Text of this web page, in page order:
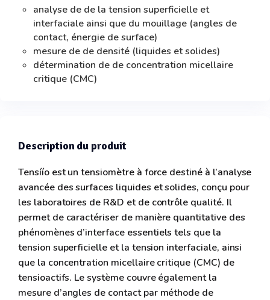
analyse de de la tension superficielle et
interfaciale ainsi que du mouillage (angles de
contact, énergie de surface)
mesure de de densité (liquides et solides)
détermination de de concentration micellaire
critique (CMC)
Description du produit
Tensíío est un tensiomètre à force destiné à l’analyse
avancée des surfaces liquides et solides, conçu pour
les laboratoires de R&D et de contrôle qualité. Il
permet de caractériser de manière quantitative des
phénomènes d’interface essentiels tels que la
tension superficielle et la tension interfaciale, ainsi
que la concentration micellaire critique (CMC) de
tensioactifs. Le système couvre également la
mesure d’angles de contact par méthode de